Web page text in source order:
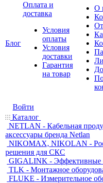
Блог
Оплата и
доставка
Условия
оплаты
Условия
доставки
Гарантия
на товар
О
Войти
Каталог
NETLAN - Кабельная
аксессуары бренда Netlan
NIKOMAX, NIKOLAN -
решения для СКС
GIGALINK - Эффективные
TLK - Монтажное
FLUKE - Измерительное